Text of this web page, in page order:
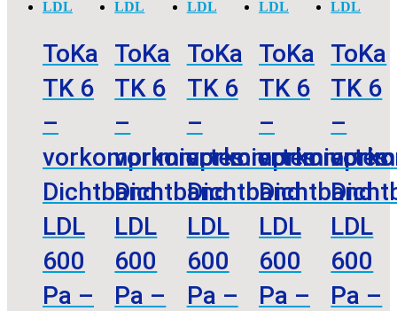
ToKa
TK 6
–
vorkomprimiertes
Dichtband
LDL
600
Pa –
ToKa
TK 6
–
vorkomprimiertes
Dichtband
LDL
600
Pa –
ToKa
TK 6
–
vorkomprimiertes
Dichtband
LDL
600
Pa –
ToKa
TK 6
–
Dichtband
LDL
600
Pa –
ToKa
TK 6
–
LDL
600
Pa –